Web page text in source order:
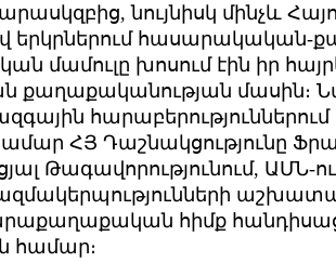
նույնիսկ մինչև
երկրներում հասարակական-
մամուլը խոսում էին իր
քաղաքականության մասին։
ՀՅ Դաշնակցությունը
Թագավորությունում, ԱՄՆ-
հիմք
համար։